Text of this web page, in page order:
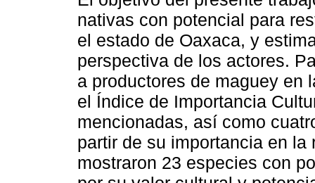
nativas con potencial para
el estado de Oaxaca, y
perspectiva de los actores.
a productores de maguey en
el Índice de Importancia
mencionadas, así como
partir de su importancia en
mostraron 23 especies con